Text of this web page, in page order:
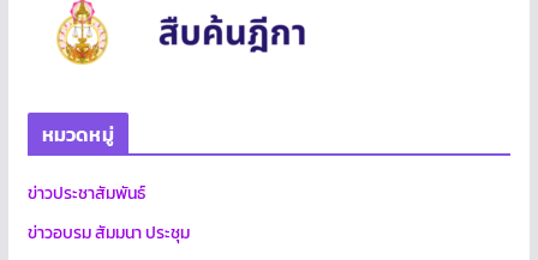
หมวดหมู่
ข่าวประชาสัมพันธ์
ข่าวอบรม สัมมนา ประชุม